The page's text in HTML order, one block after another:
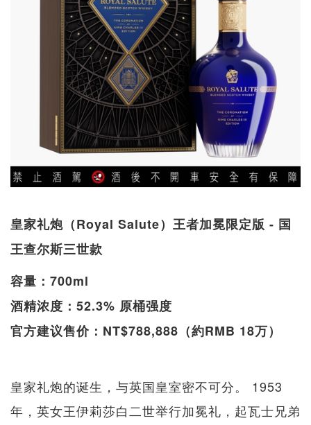
皇家礼炮（Royal Salute）王者加冕限定版 - 国
王查尔斯三世款
容量：700ml
酒精浓度：52.3% 原桶强度
官方建议售价：NT$788,888（約RMB 18万）
皇家礼炮的诞生，与英国皇室密不可分。 1953
年，英女王伊莉莎白二世举行加冕礼，起瓦士兄弟